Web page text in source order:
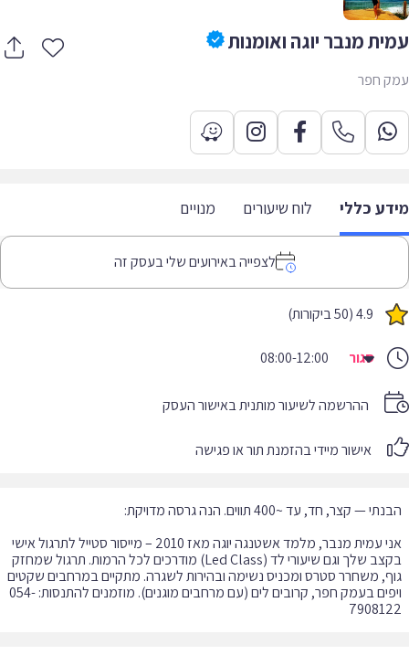
מנבר יוגה ואומנות
חפר
כללי לוח שיעורים מנויים
לצפייה באירועים שלי בעסק זה
4.9 (50 ביקורות)
סגור 08:00-12:00
ההרשמה לשיעור מותנית באישור העסק
אישור מיידי בהזמנת תור או פגישה
אני עמית מנבר, מלמד אשטנגה יוגה מאז 2010 – מייסור סטייל לתרגול אישי
בקצב שלך וגם שיעורי לד (Led Class) מודרכים לכל הרמות. תרגול שמחזק
משחרר סטרס ומכניס נשימה ובהירות לשגרה. מתקיים במרחבים שקטים
ויפים בעמק חפר, קרובים לים (עם מרחבים מוגנים). מוזמנים להתנסות: 054-